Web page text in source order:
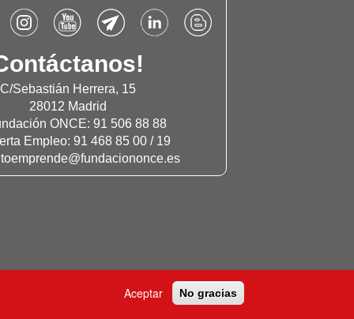
Accede
al
Instagram
de
Fundación
Once
Accede
al
Canal
de
Youtube
de
Fundación
Once
Accede
al
de
Telegram
de
Fundación
Once
Accede
al
de
Accede
al
C/Sebastián Herrera, 15
28012 Madrid
ONCE: 91 506 88 88
Empleo: 91 468 85 00 / 19
Aceptar No gracias